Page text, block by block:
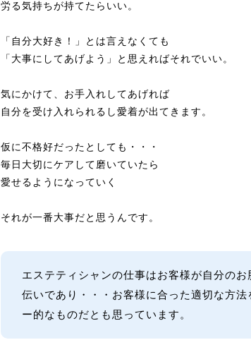
労る気持ちが持てたらいい。
「自分大好き！」とは言えなくても
「大事にしてあげよう」と思えればそれでいい。
気にかけて、お手入れしてあげれば
自分を受け入れられるし愛着が出てきます。
仮に不格好だったとしても・・・
毎日大切にケアして磨いていたら
愛せるようになっていく
それが一番大事だと思うんです。
エステティシャンの仕事はお客様が自分の
伝いであり・・・お客様に合った適切な方
ー的なものだとも思っています。